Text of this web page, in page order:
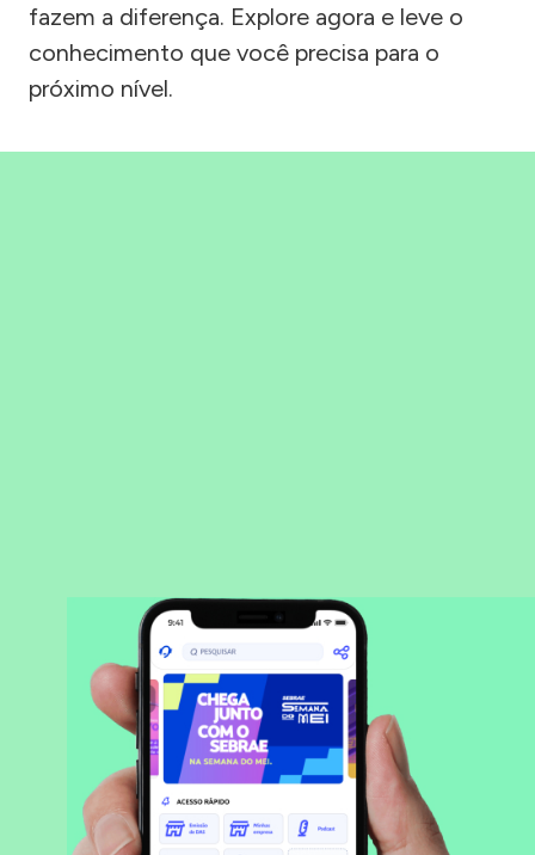
fazem a diferença. Explore agora e leve o
conhecimento que você precisa para o
próximo nível.